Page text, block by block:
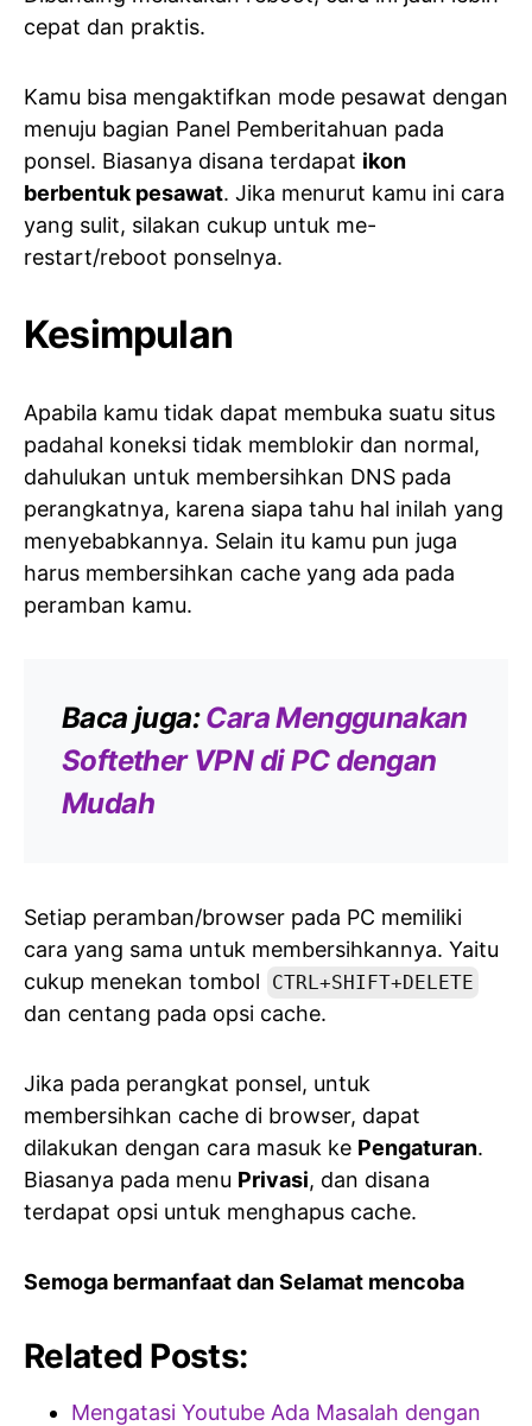
cepat dan praktis.
Kamu bisa mengaktifkan mode pesawat dengan
menuju bagian Panel Pemberitahuan pada
ponsel. Biasanya disana terdapat ikon
berbentuk pesawat. Jika menurut kamu ini cara
yang sulit, silakan cukup untuk me-
restart/reboot ponselnya.
Kesimpulan
Apabila kamu tidak dapat membuka suatu situs
padahal koneksi tidak memblokir dan normal,
dahulukan untuk membersihkan DNS pada
perangkatnya, karena siapa tahu hal inilah yang
menyebabkannya. Selain itu kamu pun juga
harus membersihkan cache yang ada pada
peramban kamu.
Baca juga:Cara Menggunakan
Softether VPN di PC dengan
Mudah
Setiap peramban/browser pada PC memiliki
cara yang sama untuk membersihkannya. Yaitu
cukup menekan tombol
CTRL+SHIFT+DELETE
dan centang pada opsi cache.
Jika pada perangkat ponsel, untuk
membersihkan cache di browser, dapat
dilakukan dengan cara masuk ke Pengaturan.
Biasanya pada menu Privasi, dan disana
terdapat opsi untuk menghapus cache.
Semoga bermanfaat dan Selamat mencoba
Related Posts:
Mengatasi Youtube Ada Masalah dengan